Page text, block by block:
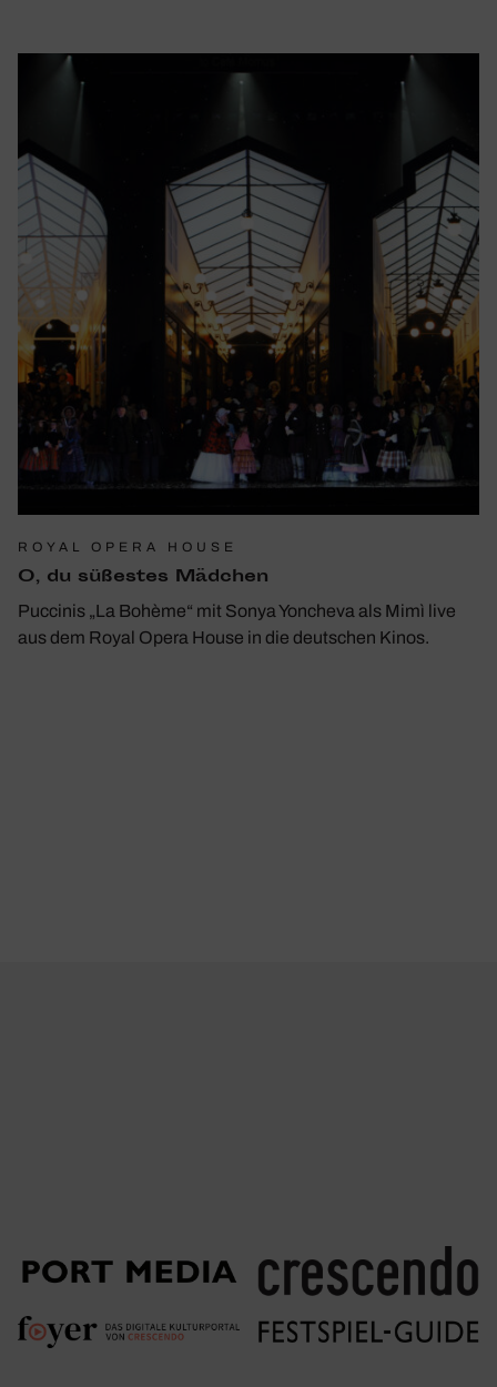
ROYAL OPERA HOUSE
O, du süßestes Mädchen
Puccinis „La Bohème“ mit Sonya Yoncheva als Mimì live
aus dem Royal Opera House in die deutschen Kinos.